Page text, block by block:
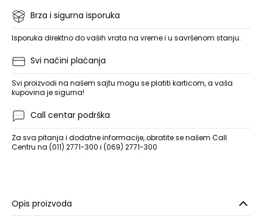
Brza i sigurna isporuka
Isporuka direktno do vaših vrata na vreme i u savršenom stanju.
Svi načini plaćanja
Svi proizvodi na našem sajtu mogu se platiti karticom, a vaša
kupovina je sigurna!
Call centar podrška
Za sva pitanja i dodatne informacije, obratite se našem Call
Centru na (011) 2771-300 i (069) 2771-300
Opis proizvoda